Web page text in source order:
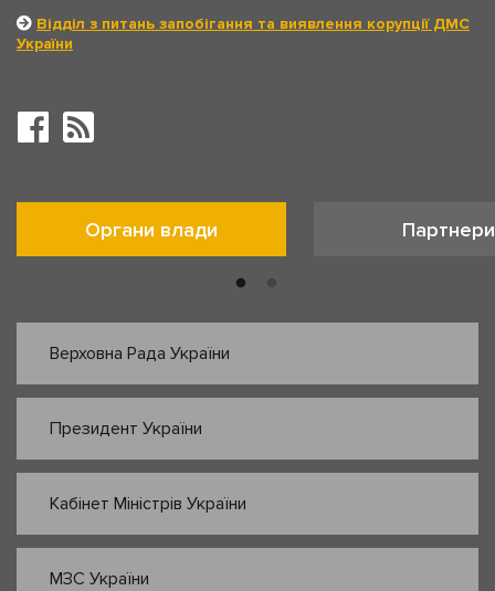
Відділ з питань запобігання та виявлення корупції ДМС
України
Органи влади Партнери
Верховна Рада України
Президент України
Кабінет Міністрів України
МЗС України